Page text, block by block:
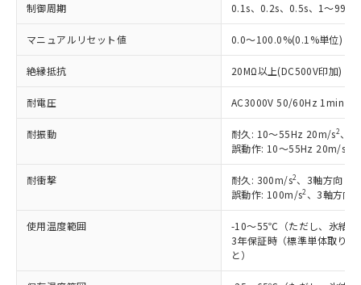
制御周期 0.1s、0.2s、0.5s、1～99s
マニュアルリセット値 0.0～100.0%(0.1%単位)
絶縁抵抗 20MΩ以上(DC500V印加)
耐電圧 AC3000V 50/60Hz 1min (
耐振動 耐久: 10～55Hz 20m/s2、3
誤動作: 10～55Hz 20m/s
耐衝撃 耐久: 300m/s2、3軸方向 各
誤動作: 100m/s2 、3軸方向
使用温度範囲
-10～55℃（ただし、氷結、
3年保証時（標準単体取り
と）
以下の条件をお読みいただき、同意のうえ
本サービスは、当社制御機器事業取扱
商品の当社在庫状況および標準価格
(税抜)を提供させていただくもので
当社制御機器事業取扱商品の中には、
対応済み：EU RoHS指令（10物質）の
非含有に対応した製品が提供可能な商品で
対応予定：EU RoHS指令（10物質）の非含
有に対応した製品に切り替える予定のある
対応予定なし：EU RoHS指令（10物質）の
非含有に非対応の商品で、対応品を出す予
調査・確認中：EU RoHS指令（10物質）の
非含有の対応状況を調査中または確認中の
非該当品：ライセンス料など無形物で、有
害物質有無と関係のない商品です。
仕入先様の事情により、非含有部品として
いたものが、含有品と判明した場合などや
「○」：最大均質材料含有率が中国RoHSの
基準値以下であることを示します。
「×」：最大均質材料含有率が中国RoHSの
基準値を超えていることを示します。